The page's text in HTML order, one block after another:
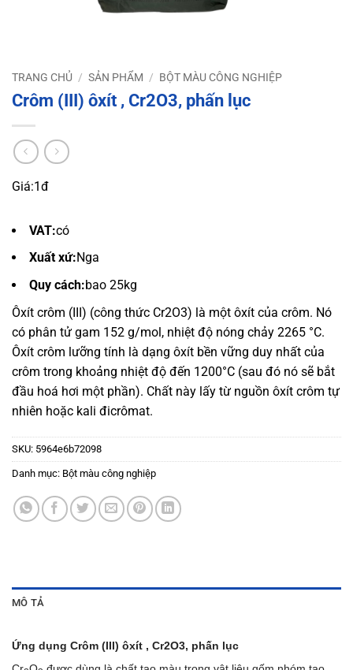
TRANG CHỦ / SẢN PHẨM / BỘT MÀU CÔNG NGHIỆP
Crôm (III) ôxít , Cr2O3, phấn lục
Giá:1đ
VAT:có
Xuất xứ:Nga
Quy cách:bao 25kg
Ôxít crôm (III) (công thức Cr2O3) là một ôxít của crôm. Nó
có phân tử gam 152 g/mol, nhiệt độ nóng chảy 2265 °C.
Ôxít crôm lưỡng tính là dạng ôxít bền vững duy nhất của
crôm trong khoảng nhiệt độ đến 1200°C (sau đó nó sẽ bắt
đầu hoá hơi một phần). Chất này lấy từ nguồn ôxít crôm tự
nhiên hoặc kali đicrômat.
SKU: 5964e6b72098
Danh mục: Bột màu công nghiệp
MÔ TẢ
Ứng dụng Crôm (III) ôxít , Cr2O3, phấn lục